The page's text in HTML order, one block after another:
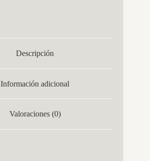
Descripción
Información adicional
Valoraciones (0)